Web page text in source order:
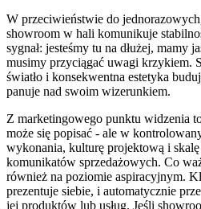
W przeciwieństwie do
showroom w hali komunikuje
sygnał: jesteśmy tu na dłużej, mamy
musimy przyciągać uwagi krzykiem.
światło i konsekwentna estetyka
panuje nad swoim wizerunkiem.
Z marketingowego punktu widzenia
może się popisać - ale w
wykonania, kulturę projektową i
komunikatów sprzedażowych. Co
również na poziomie aspiracyjnym.
prezentuje siebie, i automatycznie
jej produktów lub usług. Jeśli